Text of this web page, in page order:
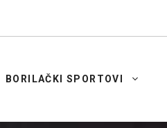
BORILAČKI SPORTOVI